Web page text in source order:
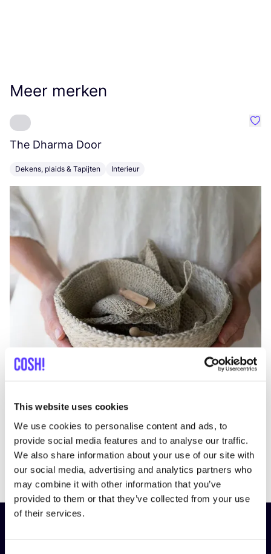
This website uses cookies
We use cookies to personalise content and ads, to
provide social media features and to analyse our traffic.
We also share information about your use of our site with
our social media, advertising and analytics partners who
may combine it with other information that you’ve
provided to them or that they’ve collected from your use
of their services.
Meer merken
The Dharma Door
Dekens, plaids & Tapijten Interieur
PreviousNext